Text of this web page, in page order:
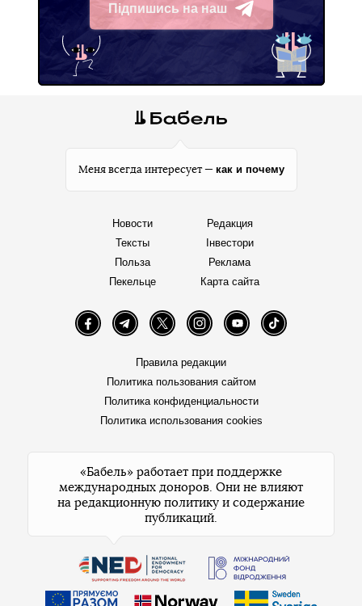
Підпишись на наш
Telegram
Меня всегда интересует — как и почему
Новости
Тексты
Польза
Пекельце
Редакция
Інвестори
Реклама
Карта сайта
FacebookTelegramTwitter InstagramYouTube TikTok
Правила редакции
Политика пользования сайтом
Политика конфиденциальности
Политика использования cookies
«Бабель» работает при поддержке
международных доноров. Они не влияют
на редакционную политику и содержание
публикаций.